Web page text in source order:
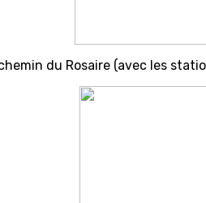
du Rosaire (avec les